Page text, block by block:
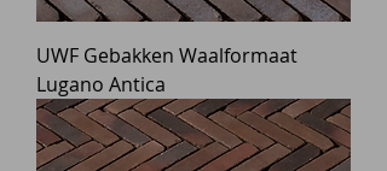
UWF Gebakken Waalformaat
Lugano Antica